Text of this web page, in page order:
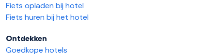
Fiets opladen bij hotel
Fiets huren bij het hotel
Ontdekken
Goedkope hotels